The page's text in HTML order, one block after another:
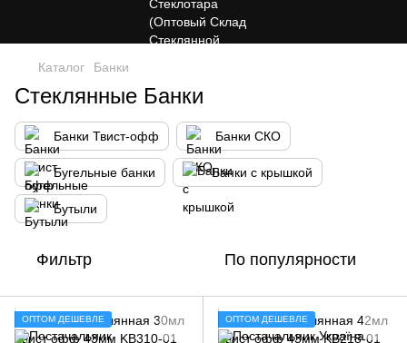
Каталог Банки
Стеклянные Банки
Банки Твист-офф Банки СКО
Бугельные банки Банки с крышкой
Бутыли
Фильтр По популярности
ОПТОМ ДЕШЕВЛЕ ОПТОМ ДЕШЕВЛЕ